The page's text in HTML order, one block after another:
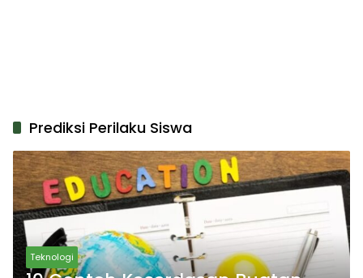
Prediksi Perilaku Siswa
Teknologi